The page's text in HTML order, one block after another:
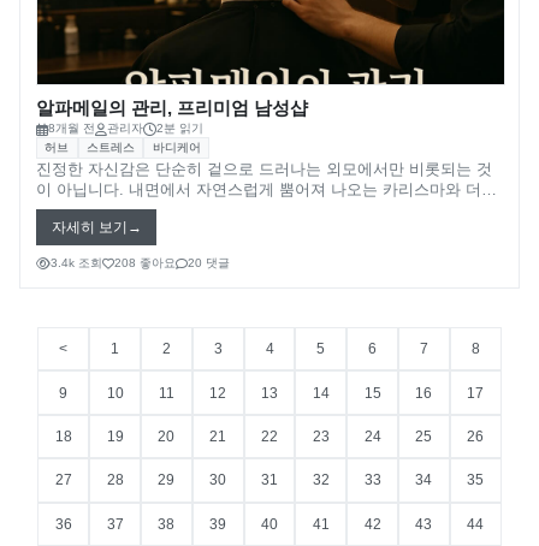
알파메일의 관리, 프리미엄 남성샵
8개월 전 관리자
2분 읽기
허브
스트레스 바디케어
진정한 자신감은 단순히 겉으로 드러나는 외모에서만 비롯되는 것
이 아닙니다. 내면에서 자연스럽게 뿜어져 나오는 카리스마와 더불
어, 디테일하고 세련된 자기 관리가 조화롭게 어우러질 때 비로소
완성되는 것입니다. 프리미엄 남성샵은 이러한 남성들의 니즈를 충
족시키는, 단순한 미용 공간을 넘어선 특별한 무대입니다. 이곳은
남성의 품격과 매력을 한 단계 더 높여주는 '남성 전문' 케어의 총체
남성 스킨케어, 그리고 자신만의 개성을 표현하는 맞춤 스타일링까
자세히 보기
3.4k 조회 208 좋아요 20 댓글
< 1 2 3 4 5 6 7 8
9 10 11 12 13 14 15 16 17
18 19 20 21 22 23 24 25 26
27 28 29 30 31 32 33 34 35
36 37 38 39 40 41 42 43 44